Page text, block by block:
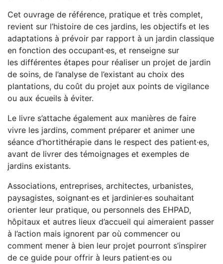
Cet ouvrage de référence, pratique et très complet,
revient sur l’histoire de ces jardins, les objectifs et les
adaptations à prévoir par rapport à un jardin classique
en fonction des occupant·es, et renseigne sur
les différentes étapes pour réaliser un projet de jardin
de soins, de l’analyse de l’existant au choix des
plantations, du coût du projet aux points de vigilance
ou aux écueils à éviter.
Le livre s’attache également aux manières de faire
vivre les jardins, comment préparer et animer une
séance d’hortithérapie dans le respect des patient·es,
avant de livrer des témoignages et exemples de
jardins existants.
Associations, entreprises, architectes, urbanistes,
paysagistes, soignant·es et jardinier·es souhaitant
orienter leur pratique, ou personnels des EHPAD,
hôpitaux et autres lieux d’accueil qui aimeraient passer
à l’action mais ignorent par où commencer ou
comment mener à bien leur projet pourront s’inspirer
de ce guide pour offrir à leurs patient·es ou